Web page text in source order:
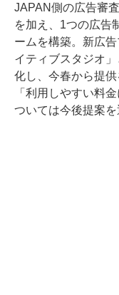
JAPAN側の広告審
を加え、1つの広告
ームを構築。新広
イティブスタジオ
化し、今春から提
「利用しやすい料
ついては今後提案を